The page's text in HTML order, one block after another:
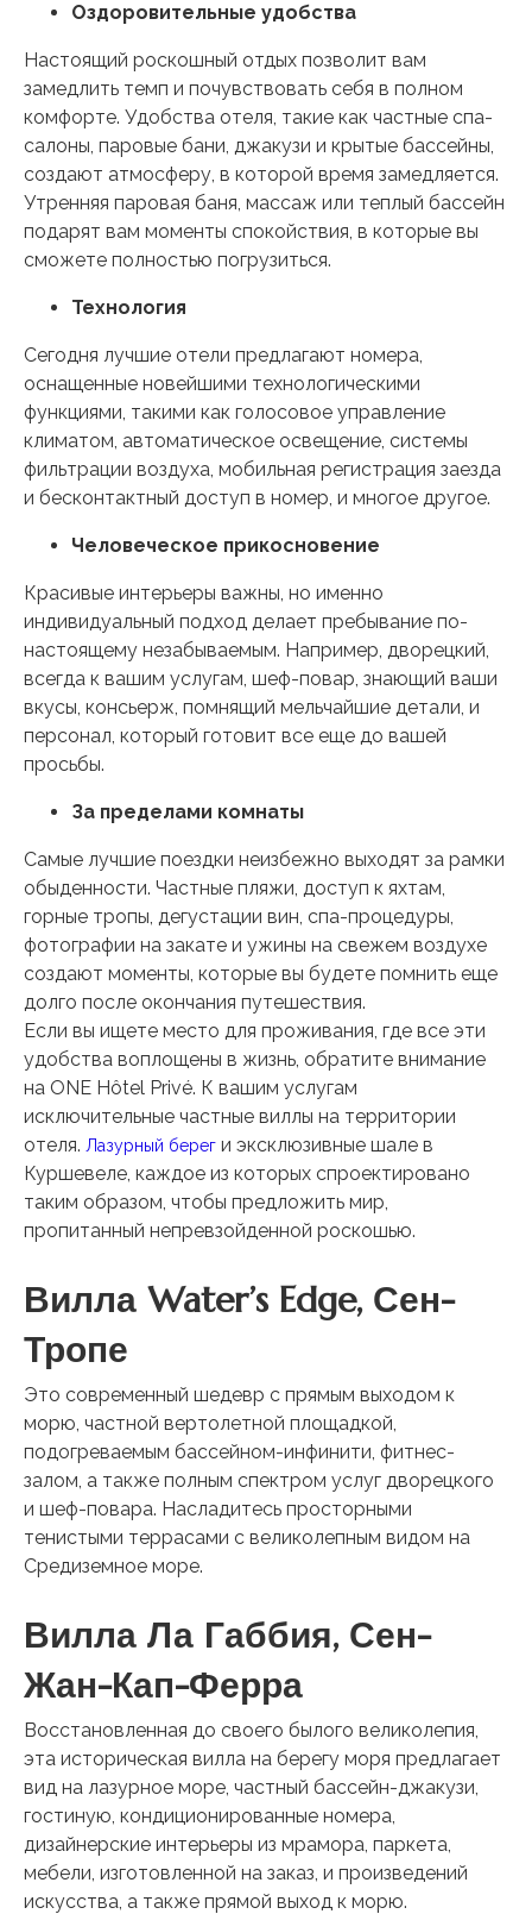
Оздоровительные удобства
Настоящий роскошный отдых позволит вам
замедлить темп и почувствовать себя в полном
комфорте. Удобства отеля, такие как частные спа-
салоны, паровые бани, джакузи и крытые бассейны,
создают атмосферу, в которой время замедляется.
Утренняя паровая баня, массаж или теплый бассейн
подарят вам моменты спокойствия, в которые вы
сможете полностью погрузиться.
Технология
Сегодня лучшие отели предлагают номера,
оснащенные новейшими технологическими
функциями, такими как голосовое управление
климатом, автоматическое освещение, системы
фильтрации воздуха, мобильная регистрация заезда
и бесконтактный доступ в номер, и многое другое.
Человеческое прикосновение
Красивые интерьеры важны, но именно
индивидуальный подход делает пребывание по-
настоящему незабываемым. Например, дворецкий,
всегда к вашим услугам, шеф-повар, знающий ваши
вкусы, консьерж, помнящий мельчайшие детали, и
персонал, который готовит все еще до вашей
просьбы.
За пределами комнаты
Самые лучшие поездки неизбежно выходят за рамки
обыденности. Частные пляжи, доступ к яхтам,
горные тропы, дегустации вин, спа-процедуры,
фотографии на закате и ужины на свежем воздухе
создают моменты, которые вы будете помнить еще
долго после окончания путешествия.
Если вы ищете место для проживания, где все эти
удобства воплощены в жизнь, обратите внимание
на ONE Hôtel Privé. К вашим услугам
исключительные частные виллы на территории
отеля. Лазурный берег и эксклюзивные шале в
Куршевеле, каждое из которых спроектировано
таким образом, чтобы предложить мир,
пропитанный непревзойденной роскошью.
Вилла Water’s Edge, Сен-
Тропе
Это современный шедевр с прямым выходом к
морю, частной вертолетной площадкой,
подогреваемым бассейном-инфинити, фитнес-
залом, а также полным спектром услуг дворецкого
и шеф-повара. Насладитесь просторными
тенистыми террасами с великолепным видом на
Средиземное море.
Вилла Ла Габбия, Сен-
Жан-Кап-Ферра
Восстановленная до своего былого великолепия,
эта историческая вилла на берегу моря предлагает
вид на лазурное море, частный бассейн-джакузи,
гостиную, кондиционированные номера,
дизайнерские интерьеры из мрамора, паркета,
мебели, изготовленной на заказ, и произведений
искусства, а также прямой выход к морю.